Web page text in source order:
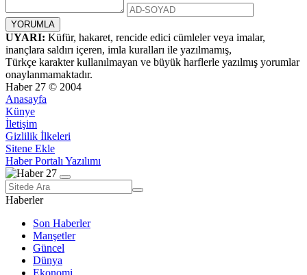
UYARI: Küfür, hakaret, rencide edici cümleler veya imalar,
inançlara saldırı içeren, imla kuralları ile yazılmamış,
Türkçe karakter kullanılmayan ve büyük harflerle yazılmış yorumlar
onaylanmamaktadır.
Haber 27 © 2004
Anasayfa
Künye
İletişim
Gizlilik İlkeleri
Sitene Ekle
Haber Portalı Yazılımı
Haberler
Son Haberler
Manşetler
Güncel
Dünya
Ekonomi